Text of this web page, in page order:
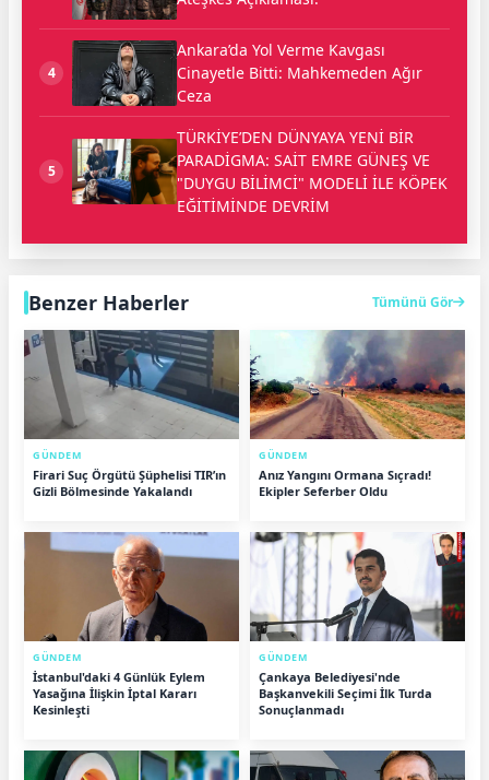
4
Ankara’da Yol Verme Kavgası
Cinayetle Bitti: Mahkemeden Ağır
Ceza
5
TÜRKİYE’DEN DÜNYAYA YENİ BİR
PARADİGMA: SAİT EMRE GÜNEŞ VE
"DUYGU BİLİMCİ" MODELİ İLE KÖPEK
EĞİTİMİNDE DEVRİM
Benzer Haberler Tümünü Gör
GÜNDEM
Firari Suç Örgütü Şüphelisi TIR’ın
Gizli Bölmesinde Yakalandı
GÜNDEM
Anız Yangını Ormana Sıçradı!
Ekipler Seferber Oldu
GÜNDEM
İstanbul'daki 4 Günlük Eylem
Yasağına İlişkin İptal Kararı
Kesinleşti
GÜNDEM
Çankaya Belediyesi'nde
Başkanvekili Seçimi İlk Turda
Sonuçlanmadı